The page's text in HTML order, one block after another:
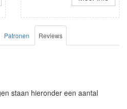
Patronen Reviews
staan hieronder een aantal